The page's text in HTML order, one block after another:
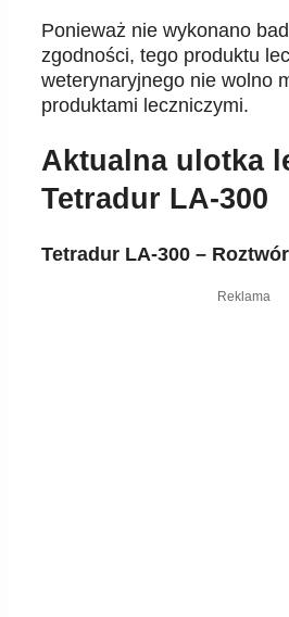
Ponieważ nie wykonano
zgodności, tego produktu
weterynaryjnego nie wolno
produktami leczniczymi.
Aktualna ulotka
Tetradur LA-300
Tetradur LA-300 –
Reklama